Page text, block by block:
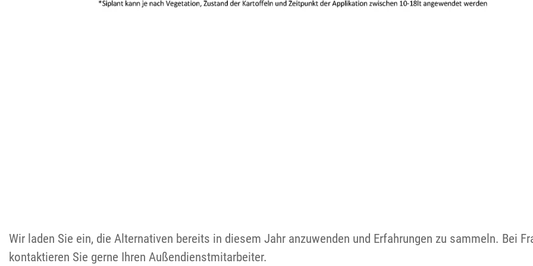
Wir laden Sie ein, die Alternativen bereits in diesem Jahr anzuwenden und Erfahrungen zu sammeln. Bei
kontaktieren Sie gerne Ihren Außendienstmitarbeiter.